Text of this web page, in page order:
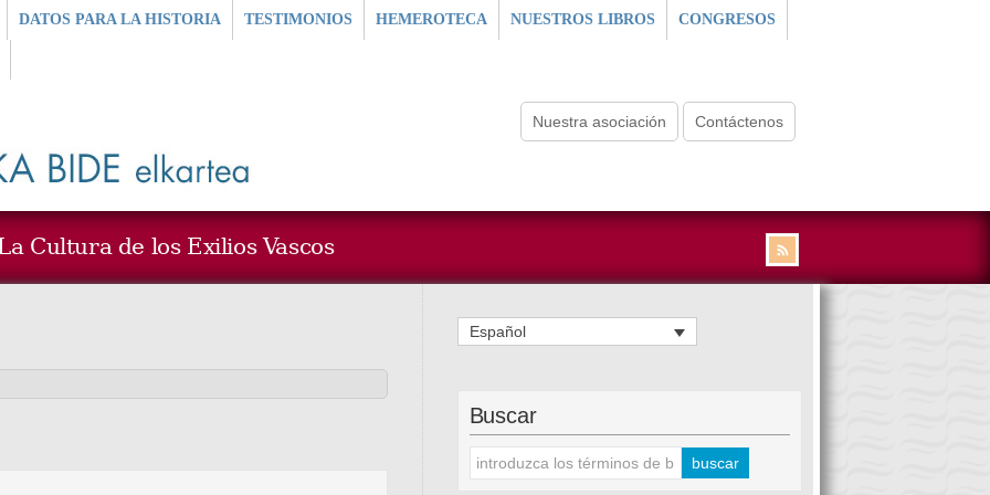
DATOS PARA LA HISTORIA TESTIMONIOS HEMEROTECA NUESTROS LIBROS CONGRESOS
Nuestra asociación Contáctenos
Cultura de los Exilios Vascos
Español
Buscar